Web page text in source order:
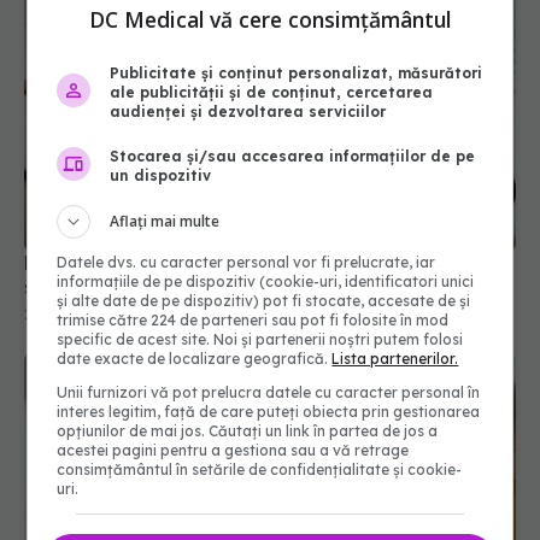
Endometrioza ar putea fi diagnosticată din
sângele menstrual
25 mai 2026, 17:21
DC Medical vă cere consimțământul
Publicitate și conținut personalizat, măsurători
ale publicității și de conținut, cercetarea
audienței și dezvoltarea serviciilor
Stocarea și/sau accesarea informațiilor de pe
un dispozitiv
Aflați mai multe
Datele dvs. cu caracter personal vor fi prelucrate, iar
informațiile de pe dispozitiv (cookie-uri, identificatori unici
și alte date de pe dispozitiv) pot fi stocate, accesate de și
trimise către 224 de parteneri sau pot fi folosite în mod
specific de acest site. Noi și partenerii noștri putem folosi
date exacte de localizare geografică.Lista partenerilor.
Unii furnizori vă pot prelucra datele cu caracter personal în
interes legitim, față de care puteți obiecta prin gestionarea
opțiunilor de mai jos. Căutați un link în partea de jos a
acestei pagini pentru a gestiona sau a vă retrage
consimțământul în setările de confidențialitate și cookie-
uri.